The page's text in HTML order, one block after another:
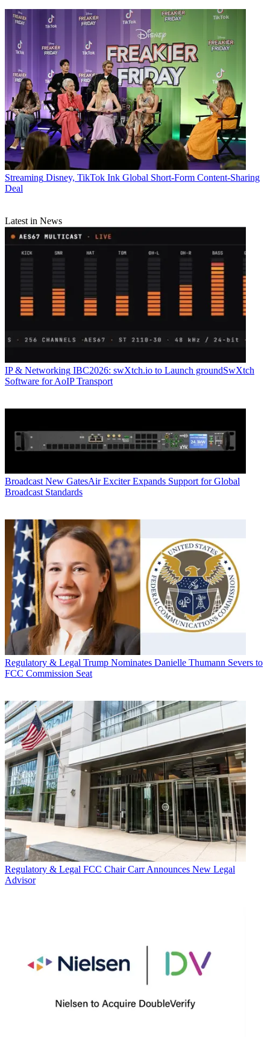
Streaming Disney, TikTok Ink Global Short-Form Content-Sharing
Deal
Latest in News
IP & Networking IBC2026: swXtch.io to Launch groundSwXtch
Software for AoIP Transport
Broadcast New GatesAir Exciter Expands Support for Global
Broadcast Standards
Regulatory & Legal Trump Nominates Danielle Thumann Severs to
FCC Commission Seat
Regulatory & Legal FCC Chair Carr Announces New Legal
Advisor